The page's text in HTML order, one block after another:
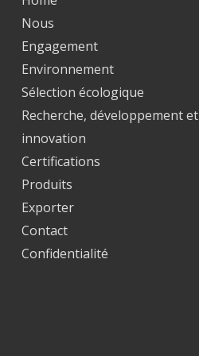
Nous
Engagement
Environnement
Sélection écologique
Recherche, développement et
innovation
Certifications
Produits
Exporter
Contact
Confidentialité